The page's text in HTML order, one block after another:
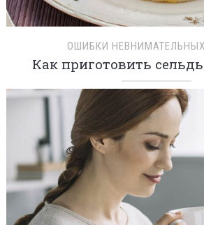
ОШИБКИ
Как приготовить